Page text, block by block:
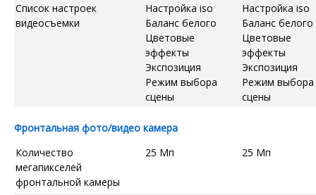
Список настроек
видеосъемки
Настройка iso
Баланс белого
Цветовые
эффекты
Экспозиция
Режим выбора
сцены
Настройка iso
Баланс белого
Цветовые
эффекты
Экспозиция
Режим выбора
сцены
Фронтальная фото/видео камера
Количество
мегапикселей
фронтальной камеры
25 Мп 25 Мп